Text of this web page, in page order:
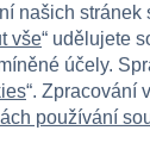
kamenných
v ČR
našich
vše“ udělujete
účely.
“. Zpracování
používání